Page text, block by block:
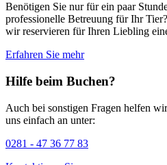
Benötigen Sie nur für ein paar
professionelle Betreuung für Ihr
wir reservieren für Ihren Liebling
Erfahren Sie mehr
Hilfe beim Buchen?
Auch bei sonstigen Fragen helfen
uns einfach an unter:
0281 - 47 36 77 83